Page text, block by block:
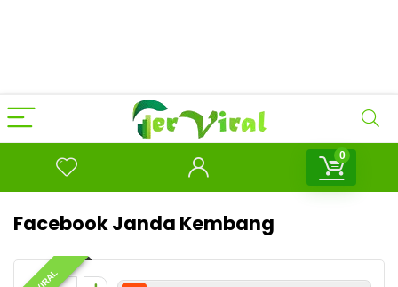
0
Facebook Janda Kembang